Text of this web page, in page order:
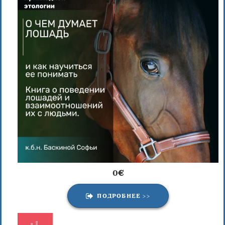
0€
ПОДРОБНЕЕ >>